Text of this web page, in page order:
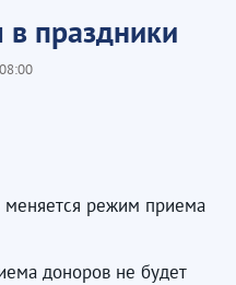
праздники
меняется режим приема
доноров не будет